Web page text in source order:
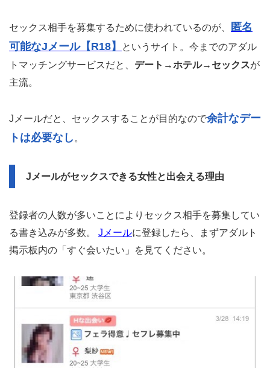
セックス相手を募集するために使われているのが、
匿名
可能なJメール【R18】
というサイト。今までのアダル
トマッチングサービスだと、 デート→ホテル→セックスが
主流。
Jメールだと、セックスすることが目的なので余計なデー
トは必要なし 。
Jメールがセックスできる女性と出会える理由
登録者の人数が多いことによりセックス相手を募集してい
る書き込みが多数。 Jメールに登録したら、まずアダルト
掲示板内の「すぐ会いたい」を見てください。